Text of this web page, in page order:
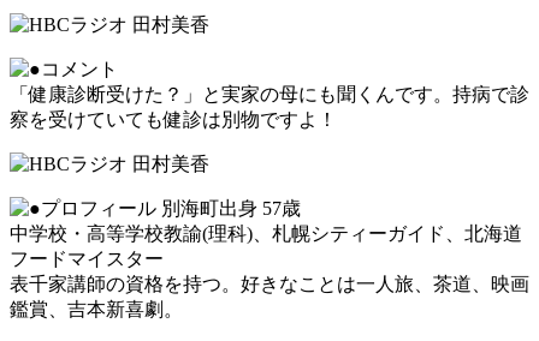
「健康診断受けた？」と実家の母にも聞くんです。持病で診
察を受けていても健診は別物ですよ！
別海町出身 57歳
中学校・高等学校教諭(理科)、札幌シティーガイド、北海道
フードマイスター
表千家講師の資格を持つ。好きなことは一人旅、茶道、映画
鑑賞、吉本新喜劇。